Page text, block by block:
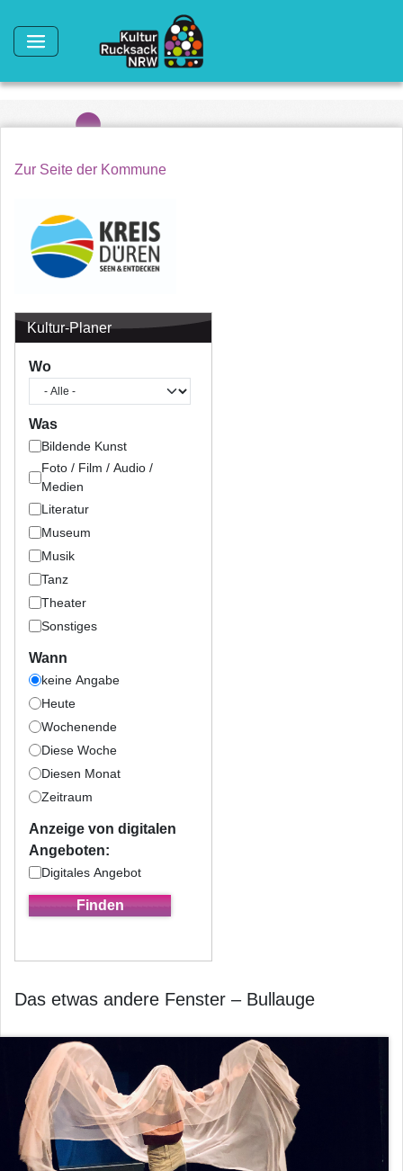
Zur Seite der Kommune
Kultur-Planer
Wo
Was
Bildende Kunst
Foto / Film / Audio /
Medien
Literatur
Museum
Musik
Tanz
Theater
Sonstiges
Wann
keine Angabe
Heute
Wochenende
Diese Woche
Diesen Monat
Zeitraum
Anzeige von digitalen
Angeboten:
Digitales Angebot
Das etwas andere Fenster – Bullauge